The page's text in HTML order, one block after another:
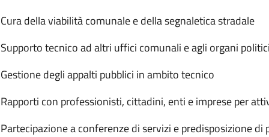
Cura della viabilità comunale e della segnaletica stradale
Supporto tecnico ad altri uffici comunali e agli organi politici
Gestione degli appalti pubblici in ambito tecnico
Rapporti con professionisti, cittadini, enti e imprese per
Partecipazione a conferenze di servizi e predisposizione di